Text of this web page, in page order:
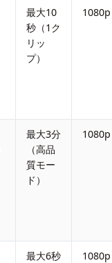
最大10
秒（1ク
リッ
プ）
1080p
最大3分
（高品
質モー
ド）
1080p
最大6秒
1080p